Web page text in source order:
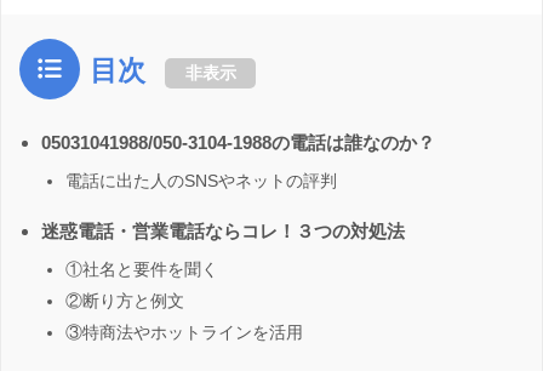
目次 非表示
05031041988/050-3104-1988の電話は誰なのか？
電話に出た人のSNSやネットの評判
迷惑電話・営業電話ならコレ！３つの対処法
①社名と要件を聞く
②断り方と例文
③特商法やホットラインを活用